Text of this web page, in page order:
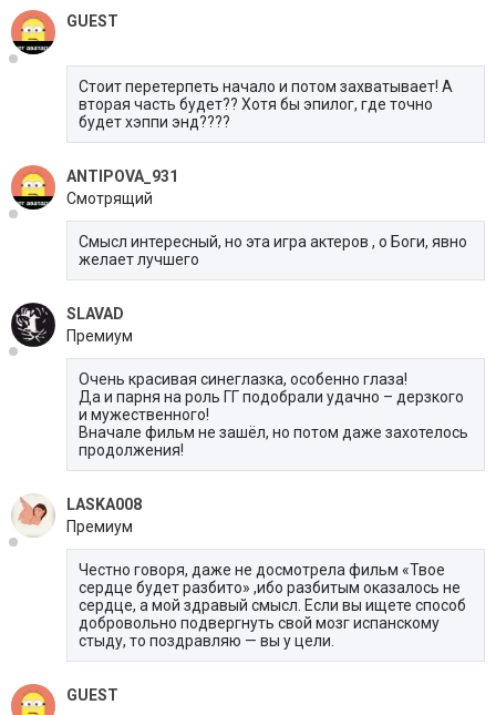
GUEST
Стоит перетерпеть начало и потом захватывает! А
вторая часть будет?? Хотя бы эпилог, где точно
будет хэппи энд????
ANTIPOVA_931
Смотрящий
Смысл интересный, но эта игра актеров , о Боги, явно
желает лучшего
SLAVAD
Премиум
Очень красивая синеглазка, особенно глаза!
Да и парня на роль ГГ подобрали удачно – дерзкого
и мужественного!
Вначале фильм не зашёл, но потом даже захотелось
продолжения!
LASKA008
Премиум
Честно говоря, даже не досмотрела фильм «Твое
сердце будет разбито» ,ибо разбитым оказалось не
сердце, а мой здравый смысл. Если вы ищете способ
добровольно подвергнуть свой мозг испанскому
стыду, то поздравляю — вы у цели.
GUEST